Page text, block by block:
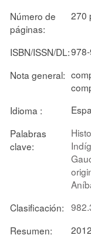
Número de
páginas:
270
ISBN/ISSN/DL:
Nota general:
Idioma :
Palabras
clave:
Clasificación:
Resumen: